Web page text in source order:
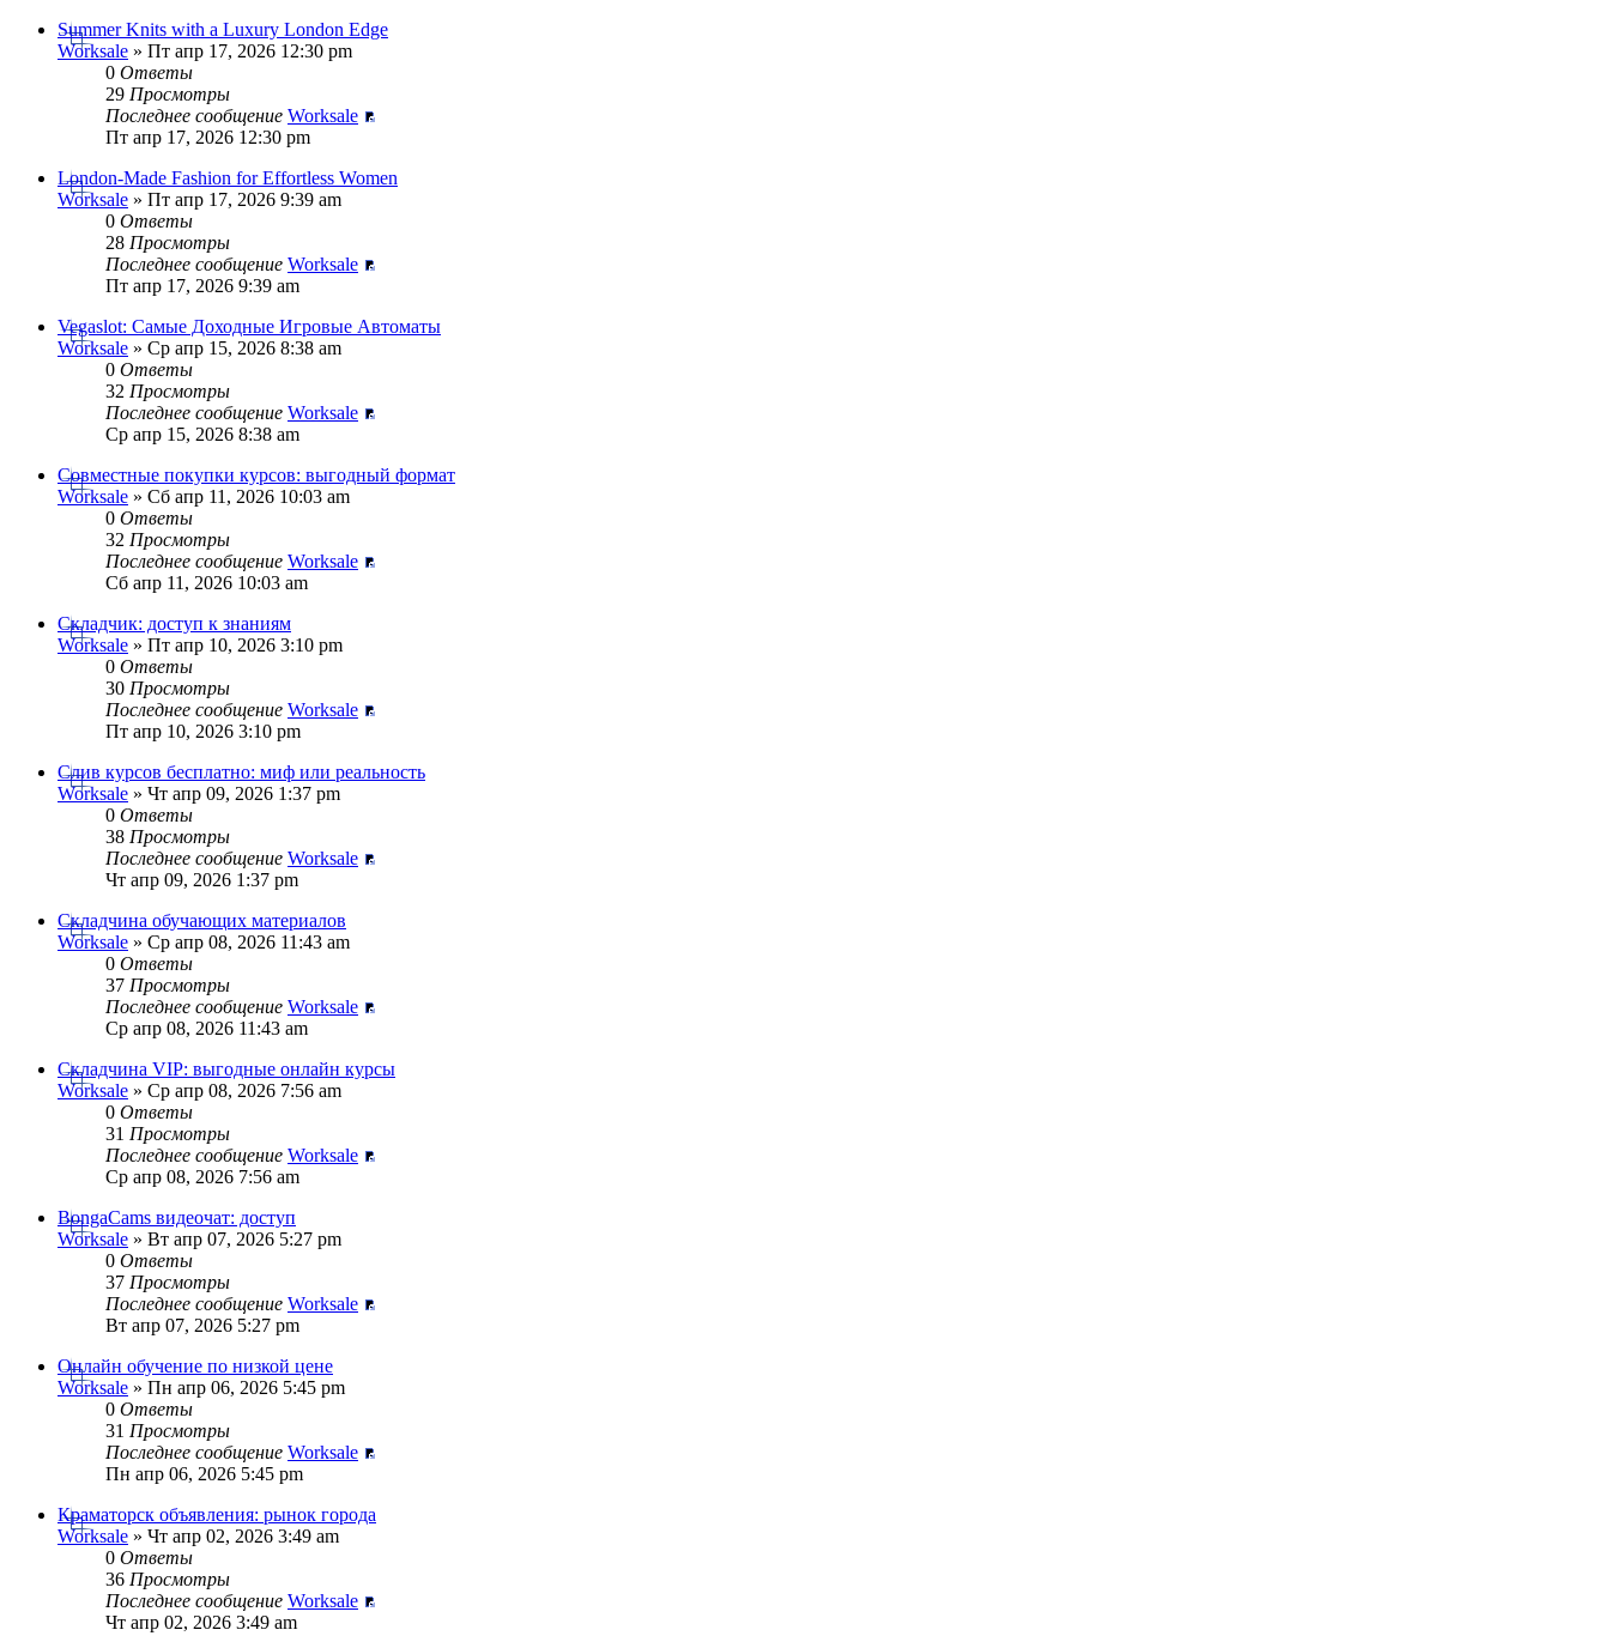
Summer Knits with a Luxury London Edge
Worksale » Пт апр 17, 2026 12:30 pm
0 Ответы
29 Просмотры
Последнее сообщение Worksale
Пт апр 17, 2026 12:30 pm
London-Made Fashion for Effortless Women
Worksale » Пт апр 17, 2026 9:39 am
0 Ответы
28 Просмотры
Последнее сообщение Worksale
Пт апр 17, 2026 9:39 am
Vegaslot: Самые Доходные Игровые Автоматы
Worksale » Ср апр 15, 2026 8:38 am
0 Ответы
32 Просмотры
Последнее сообщение Worksale
Ср апр 15, 2026 8:38 am
Совместные покупки курсов: выгодный формат
Worksale » Сб апр 11, 2026 10:03 am
0 Ответы
32 Просмотры
Последнее сообщение Worksale
Сб апр 11, 2026 10:03 am
Складчик: доступ к знаниям
Worksale » Пт апр 10, 2026 3:10 pm
0 Ответы
30 Просмотры
Последнее сообщение Worksale
Пт апр 10, 2026 3:10 pm
Слив курсов бесплатно: миф или реальность
Worksale » Чт апр 09, 2026 1:37 pm
0 Ответы
38 Просмотры
Последнее сообщение Worksale
Чт апр 09, 2026 1:37 pm
Складчина обучающих материалов
Worksale » Ср апр 08, 2026 11:43 am
0 Ответы
37 Просмотры
Последнее сообщение Worksale
Ср апр 08, 2026 11:43 am
Складчина VIP: выгодные онлайн курсы
Worksale » Ср апр 08, 2026 7:56 am
0 Ответы
31 Просмотры
Последнее сообщение Worksale
Ср апр 08, 2026 7:56 am
BongaCams видеочат: доступ
Worksale » Вт апр 07, 2026 5:27 pm
0 Ответы
37 Просмотры
Последнее сообщение Worksale
Вт апр 07, 2026 5:27 pm
Онлайн обучение по низкой цене
Worksale » Пн апр 06, 2026 5:45 pm
0 Ответы
31 Просмотры
Последнее сообщение Worksale
Пн апр 06, 2026 5:45 pm
Краматорск объявления: рынок города
Worksale » Чт апр 02, 2026 3:49 am
0 Ответы
36 Просмотры
Последнее сообщение Worksale
Чт апр 02, 2026 3:49 am